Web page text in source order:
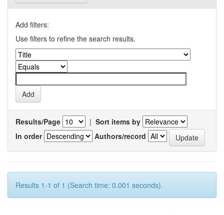
Add filters:
Use filters to refine the search results.
Results/Page | Sort items by
In order
Authors/record
Results 1-1 of 1 (Search time: 0.001 seconds).